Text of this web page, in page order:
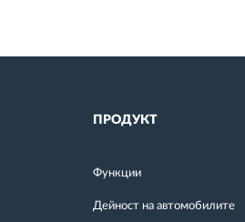
ПРОДУКТ
Функции
Дейност на автомобилите